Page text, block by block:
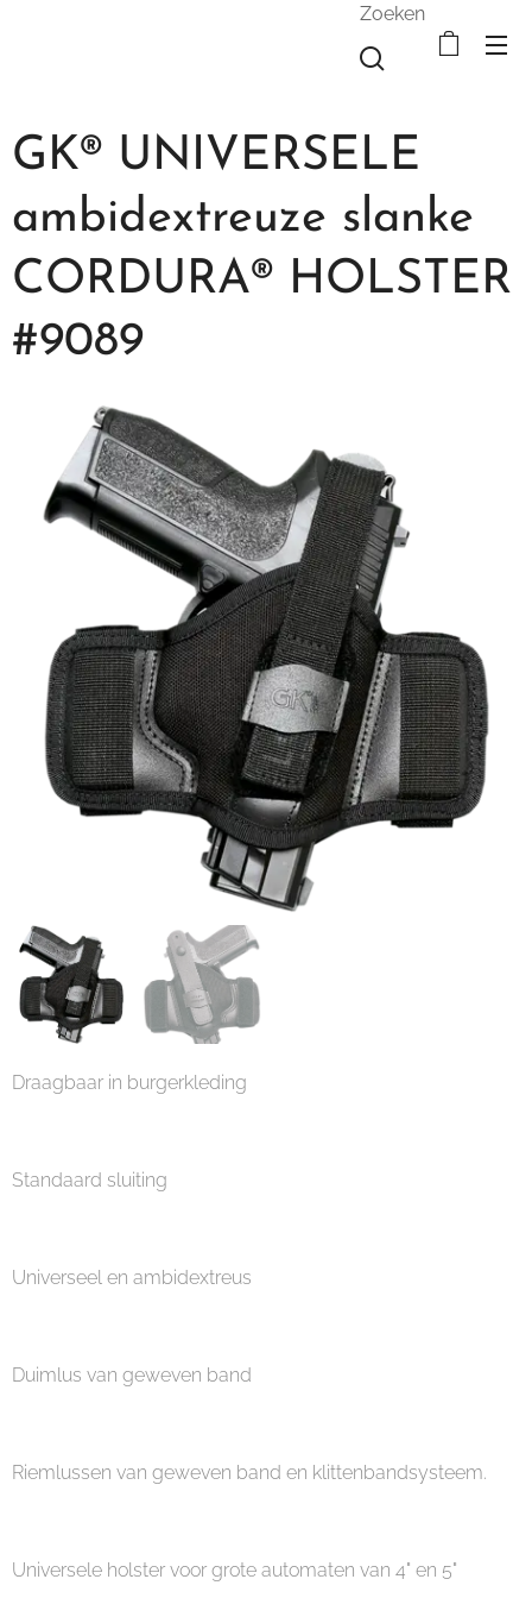
Zoeken
GK® UNIVERSELE
ambidextreuze slanke
CORDURA® HOLSTER
#9089
Draagbaar in burgerkleding
Standaard sluiting
Universeel en ambidextreus
Duimlus van geweven band
Riemlussen van geweven band en klittenbandsysteem.
Universele holster voor grote automaten van 4" en 5"